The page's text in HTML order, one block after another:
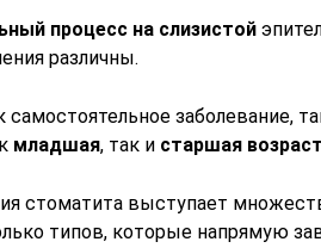
процесс на слизистой
различны.
заболевание,
младшая, так и старшая
стоматита выступает
типов, которые напрямую